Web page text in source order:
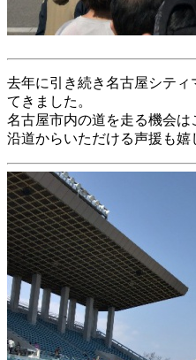
去年に引き続き名古屋シテ
てきました。
名古屋市内の道を走る機会は
沿道からいただける声援も嬉